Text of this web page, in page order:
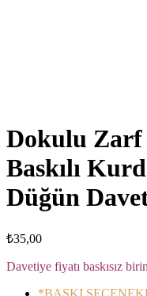
Dokulu Zarf
Baskılı
Düğün
₺35,00
Davetiye fiyatı baskısız
*BASKI